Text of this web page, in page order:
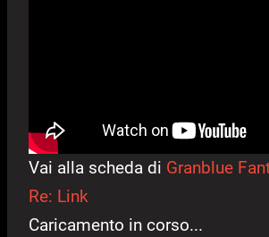
Vai alla scheda di Granblue
Re: Link
Caricamento in corso...